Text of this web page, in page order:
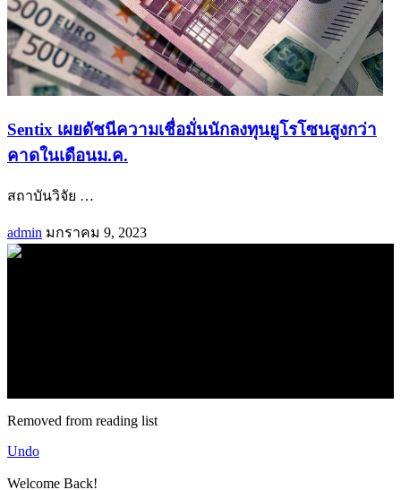
Sentix เผยดัชนีความเชื่อมั่นนักลงทุนยูโรโซนสูงกว่า
คาดในเดือนม.ค.
สถาบันวิจัย …
admin มกราคม 9, 2023
Removed from reading list
Undo
Welcome Back!